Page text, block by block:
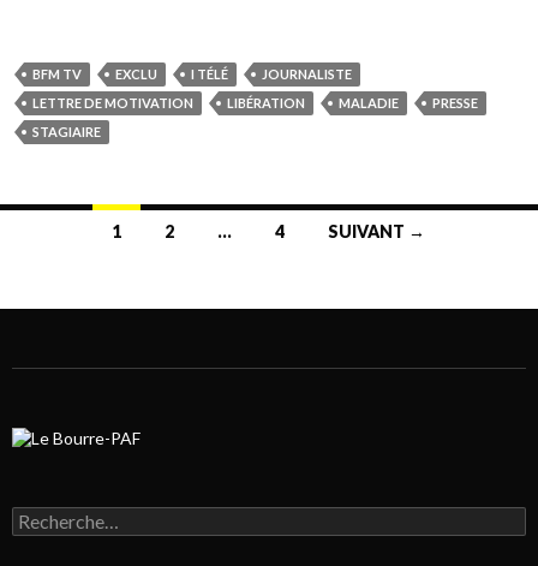
BFM TV EXCLU I TÉLÉ
JOURNALISTE
LETTRE DE MOTIVATION
LIBÉRATION MALADIE
PRESSE
STAGIAIRE
1 2 … 4 SUIVANT →
Rechercher :